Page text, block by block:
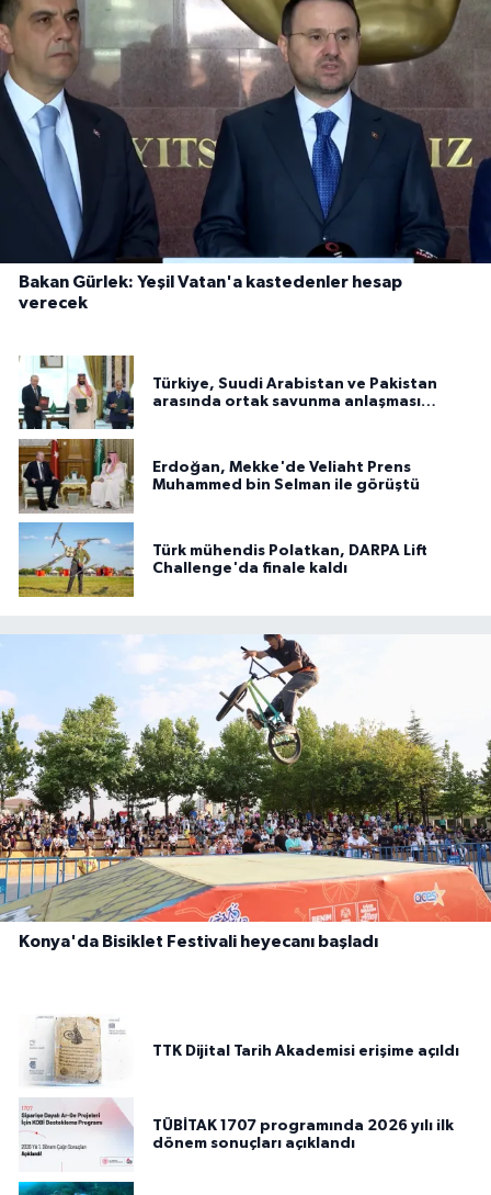
Bakan Gürlek: Yeşil Vatan'a kastedenler hesap
verecek
Türkiye, Suudi Arabistan ve Pakistan
arasında ortak savunma anlaşması
Erdoğan, Mekke'de Veliaht Prens
Muhammed bin Selman ile görüştü
Türk mühendis Polatkan, DARPA Lift
Challenge'da finale kaldı
Konya'da Bisiklet Festivali heyecanı başladı
TTK Dijital Tarih Akademisi erişime açıldı
TÜBİTAK 1707 programında 2026 yılı ilk
dönem sonuçları açıklandı